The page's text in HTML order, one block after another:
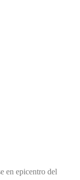
en epicentro del